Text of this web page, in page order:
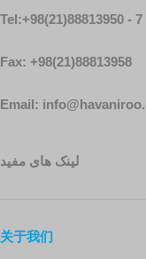
Tel:+98(21)88813950 - 7
Fax: +98(21)88813958
Email:
لینک های مفید
关于我们